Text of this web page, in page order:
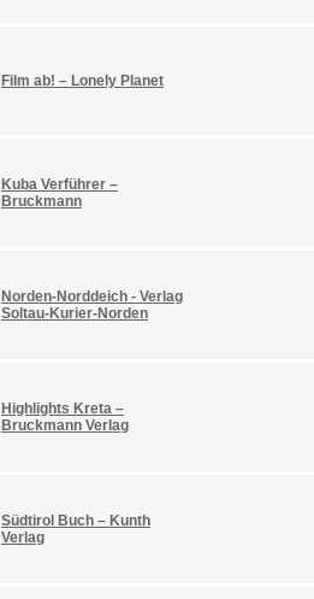
Film ab! – Lonely Planet
Kuba Verführer –
Bruckmann
Norden-Norddeich - Verlag
Soltau-Kurier-Norden
Highlights Kreta –
Bruckmann Verlag
Südtirol Buch – Kunth
Verlag